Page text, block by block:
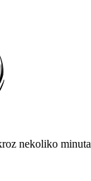
nekoliko minuta